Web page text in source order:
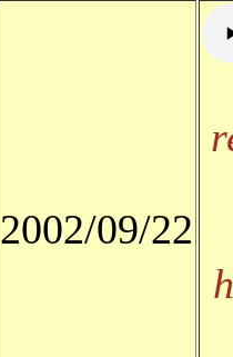
2002/09/22